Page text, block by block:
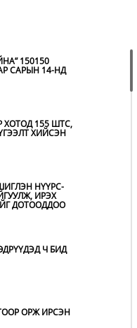
150150
САРЫН 14-НД
ХОТОД 155 ШТС,
ХИЙСЭН
НҮҮРС-
ИРЭХ
ДОТООДДОО
Ч БИД
ОРЖ ИРСЭН